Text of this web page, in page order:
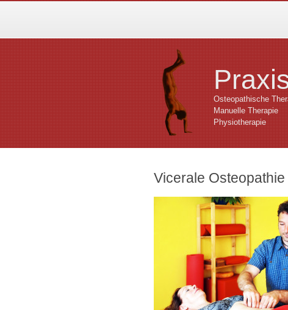
Osteopathische
Manuelle Therapie
Physiotherapie
Vicerale Osteopathie